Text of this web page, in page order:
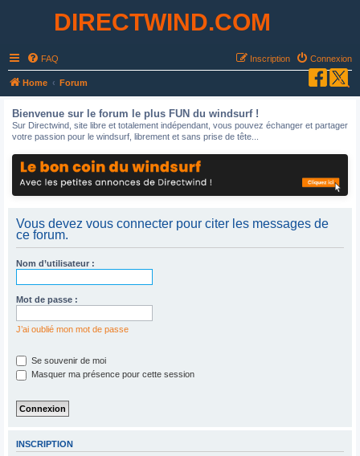
DIRECTWIND.COM
FAQ Connexion
Inscription
Home Forum
Bienvenue sur le forum le plus FUN du windsurf !
Sur Directwind, site libre et totalement indépendant, vous pouvez échanger et partager
votre passion pour le windsurf, librement et sans prise de tête...
Vous devez vous connecter pour citer les messages de
ce forum.
Nom d’utilisateur :
Mot de passe :
J’ai oublié mon mot de passe
Se souvenir de moi
Masquer ma présence pour cette session
INSCRIPTION